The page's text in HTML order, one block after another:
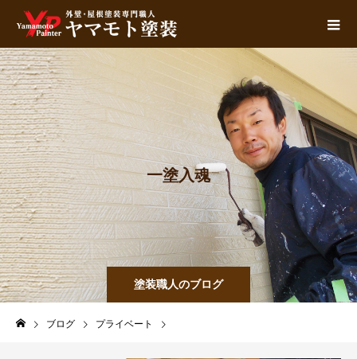
塗装職人のブログ
一塗入魂
ブログ プライベート